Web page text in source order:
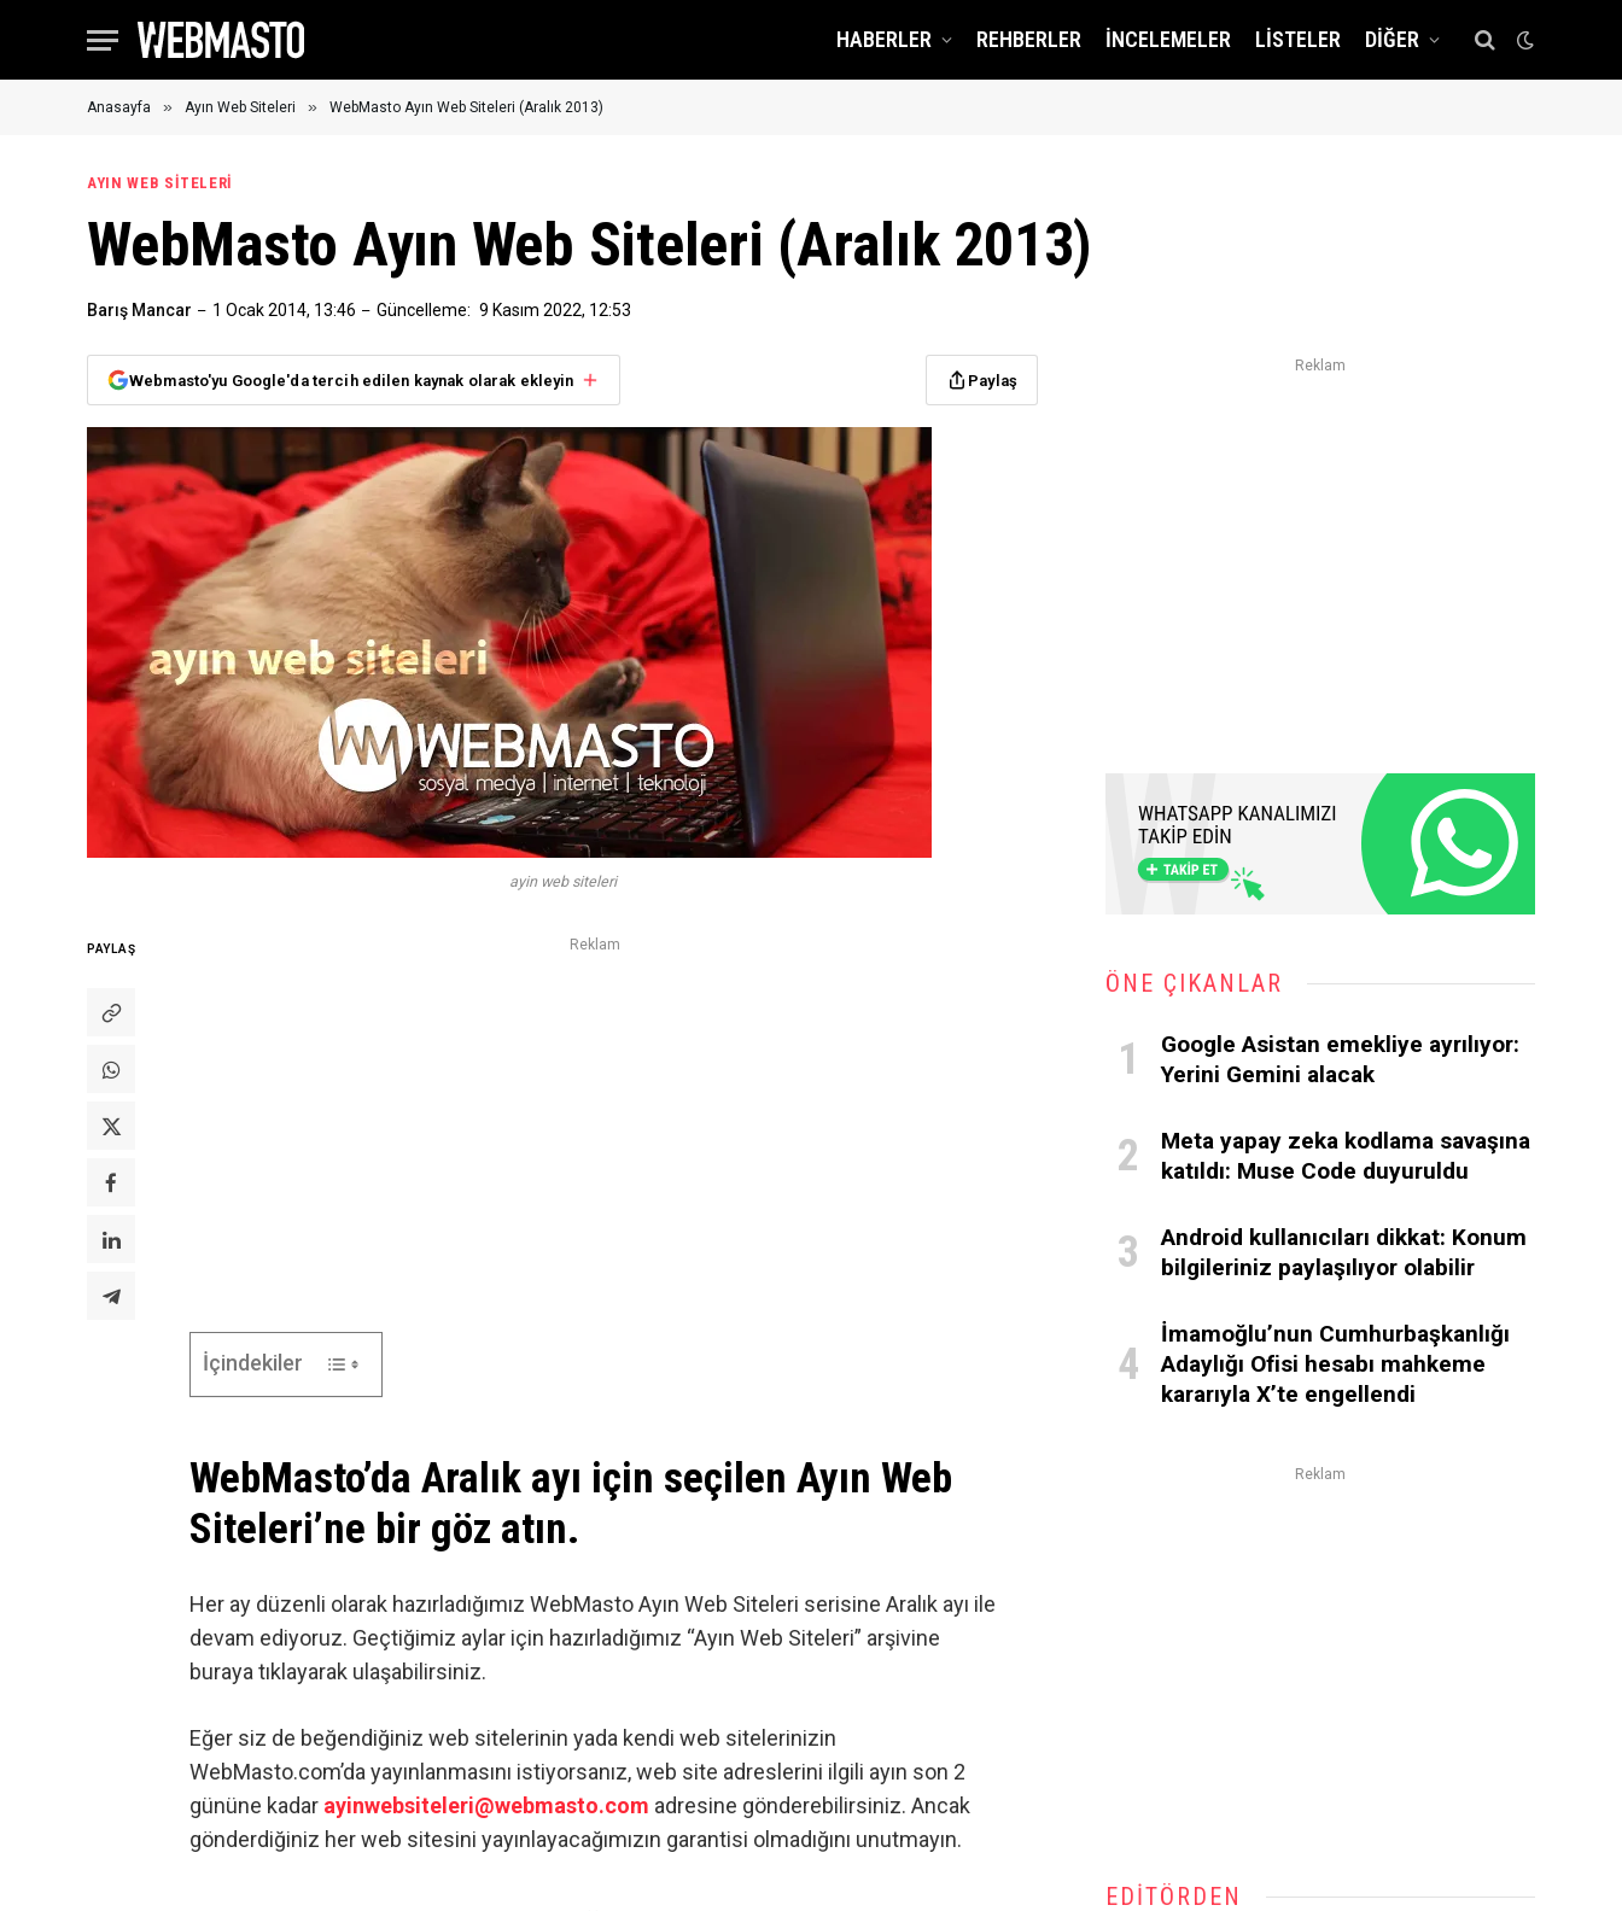
HABERLER REHBERLER İNCELEMELER LISTELER DIĞER
Anasayfa » Ayın Web Siteleri » WebMasto Ayın Web Siteleri (Aralık 2013)
AYIN WEB SITELERI
WebMasto Ayın Web Siteleri (Aralık 2013)
Barış Mancar 1 Ocak 2014, 13:46 Güncelleme: 9 Kasım 2022, 12:53
Webmasto'yu Google'da tercih edilen kaynak olarak ekleyin Paylaş
ayin web siteleri
PAYLAŞ Reklam
İçindekiler
WebMasto’da Aralık ayı için seçilen Ayın Web
Siteleri’ne bir göz atın.
Her ay düzenli olarak hazırladığımız WebMasto Ayın Web Siteleri serisine Aralık ayı ile
devam ediyoruz. Geçtiğimiz aylar için hazırladığımız “Ayın Web Siteleri” arşivine
buraya tıklayarak ulaşabilirsiniz.
Eğer siz de beğendiğiniz web sitelerinin yada kendi web sitelerinizin
WebMasto.com’da yayınlanmasını istiyorsanız, web site adreslerini ilgili ayın son 2
gününe kadar ayinwebsiteleri@webmasto.com adresine gönderebilirsiniz. Ancak
gönderdiğiniz her web sitesini yayınlayacağımızın garantisi olmadığını unutmayın.
Reklam
ÖNE ÇIKANLAR
Google Asistan emekliye ayrılıyor:
Yerini Gemini alacak
Meta yapay zeka kodlama savaşına
katıldı: Muse Code duyuruldu
Android kullanıcıları dikkat: Konum
bilgileriniz paylaşılıyor olabilir
İmamoğlu’nun Cumhurbaşkanlığı
Adaylığı Ofisi hesabı mahkeme
kararıyla X’te engellendi
Reklam
EDITÖRDEN